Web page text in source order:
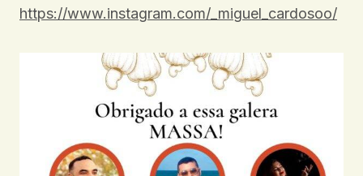
https://www.instagram.com/_miguel_cardosoo/